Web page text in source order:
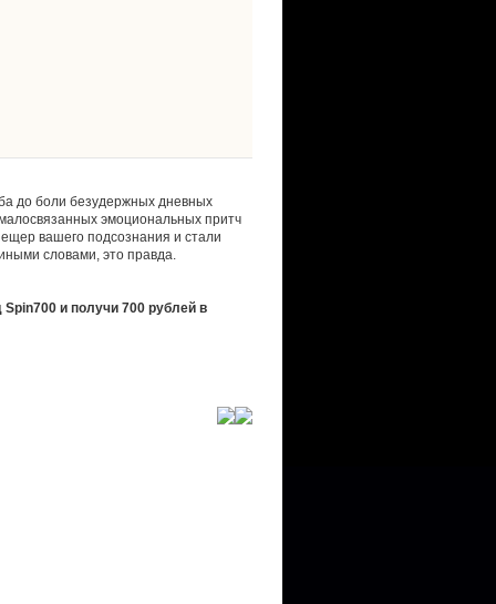
до боли безудержных дневных
эмоциональных притч
вашего подсознания и стали
словами, это правда.
и получи 700 рублей в